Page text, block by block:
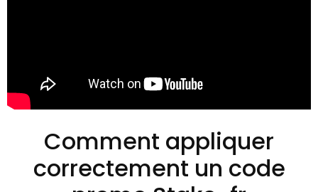
Comment appliquer
correctement un code